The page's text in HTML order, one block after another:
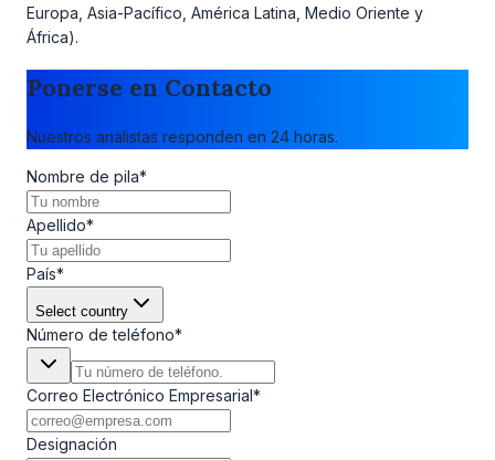
Europa, Asia-Pacífico, América Latina, Medio Oriente y
África).
Ponerse en Contacto
Nuestros analistas responden en 24 horas.
Nombre de pila*
Apellido*
País*
Select country
Número de teléfono*
Correo Electrónico Empresarial*
Designación